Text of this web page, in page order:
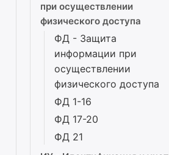
при осуществлении
физического доступа
ФД - Защита
информации при
осуществлении
физического доступа
ФД 1-16
ФД 17-20
ФД 21